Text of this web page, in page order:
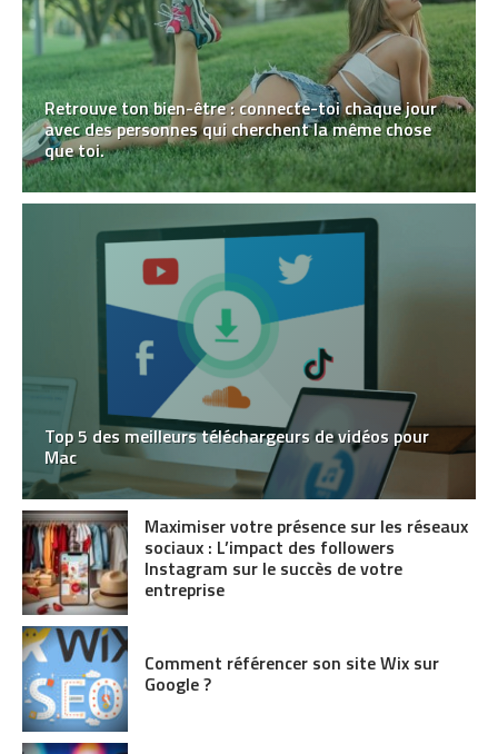
Retrouve ton bien-être : connecte-toi chaque jour
avec des personnes qui cherchent la même chose
que toi.
Top 5 des meilleurs téléchargeurs de vidéos pour
Mac
Maximiser votre présence sur les réseaux
sociaux : L’impact des followers
Instagram sur le succès de votre
entreprise
Comment référencer son site Wix sur
Google ?